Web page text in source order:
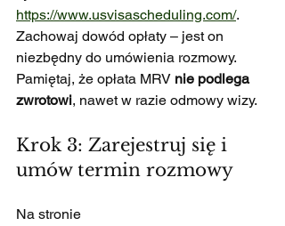
https://www.usvisascheduling.com/.
Zachowaj dowód opłaty – jest on
niezbędny do umówienia rozmowy.
Pamiętaj, że opłata MRV nie podlega
zwrotowi, nawet w razie odmowy wizy.
Krok 3: Zarejestruj się i
umów termin rozmowy
Na stronie